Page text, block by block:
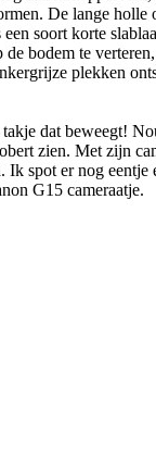
De lange holle
soort korte
bodem te
plekken
dat beweegt!
zien. Met zijn
Ik spot er nog eentje
G15 cameraatje.